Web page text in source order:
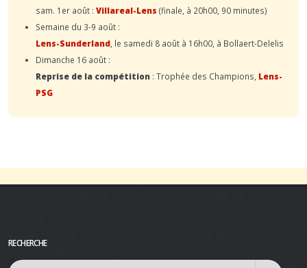
sam. 1er août : Villareal-Lens (finale, à 20h00, 90 minutes)
Semaine du 3-9 août :
Lens-Sunderland , le samedi 8 août à 16h00, à Bollaert-Delelis
Dimanche 16 août :
Reprise de la compétition : Trophée des Champions, Lens-
PSG
RECHERCHE